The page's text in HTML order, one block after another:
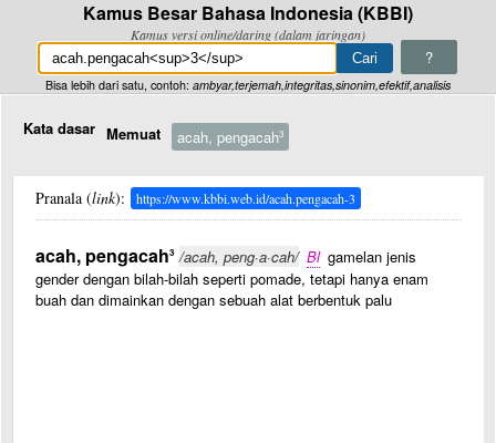
Kamus Besar Bahasa Indonesia (KBBI)
Kamus versi online/daring (dalam jaringan)
?
Bisa lebih dari satu, contoh: ambyar,terjemah,integritas,sinonim,efektif,analisis
Kata dasar Memuat acah, pengacah3
Pranala (link): https://www.kbbi.web.id/acah.pengacah-3
acah, pengacah3 /acah, peng·a·cah/ Bl gamelan jenis
gender dengan bilah-bilah seperti pomade, tetapi hanya enam
buah dan dimainkan dengan sebuah alat berbentuk palu